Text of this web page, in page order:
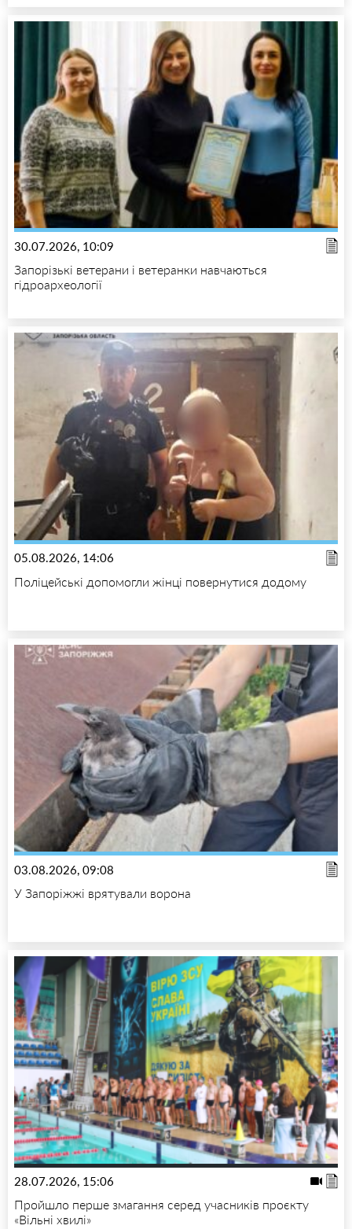
30.07.2026, 10:09
Запорізькі ветерани і ветеранки навчаються
гідроархеології
05.08.2026, 14:06
Поліцейські допомогли жінці повернутися додому
03.08.2026, 09:08
У Запоріжжі врятували ворона
28.07.2026, 15:06
Пройшло перше змагання серед учасників проєкту
«Вільні хвилі»